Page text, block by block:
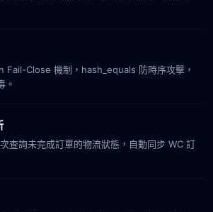
Fail-Close 機制，hash_equals 防時序攻擊，
。
查詢未完成訂單的物流狀態，自動同步 WC 訂